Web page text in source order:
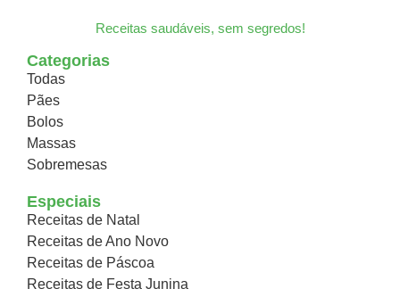
Receitas saudáveis, sem segredos!
Categorias
Todas
Pães
Bolos
Massas
Sobremesas
Especiais
Receitas de Natal
Receitas de Ano Novo
Receitas de Páscoa
Receitas de Festa Junina